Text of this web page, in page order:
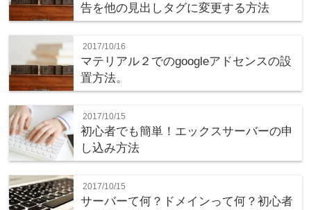
告を他の見出しタグに変更する方法
2017/10/16
マテリアル２でのgoogleアドセンスの設
置方法。
2017/10/15
初心者でも簡単！エックスサーバーの申
し込み方法
2017/10/15
サーバーて何？ドメインって何？初心者